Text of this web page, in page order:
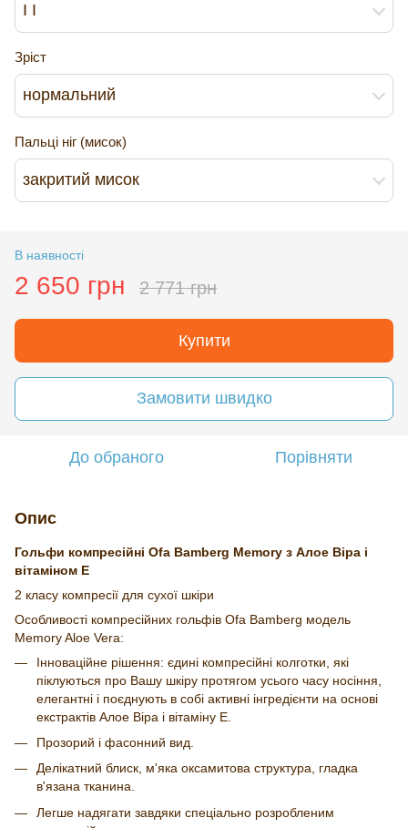
I I
Зріст
нормальний
Пальці ніг (мисок)
закритий мисок
В наявності
2 650 грн 2 771 грн
Купити
Замовити швидко
До обраного Порівняти
Опис
Гольфи компресійні Ofa Bamberg Memory з Алое Віра і
вітаміном Е
2 класу компресії для сухої шкіри
Особливості компресійних гольфів Ofa Bamberg модель
Memory Aloe Vera:
Інноваційне рішення: єдині компресійні колготки, які
піклуються про Вашу шкіру протягом усього часу носіння,
елегантні і поєднують в собі активні інгредієнти на основі
екстрактів Алое Віра і вітаміну Е.
Прозорий і фасонний вид.
Делікатний блиск, м'яка оксамитова структура, гладка
в'язана тканина.
Легше надягати завдяки спеціально розробленим